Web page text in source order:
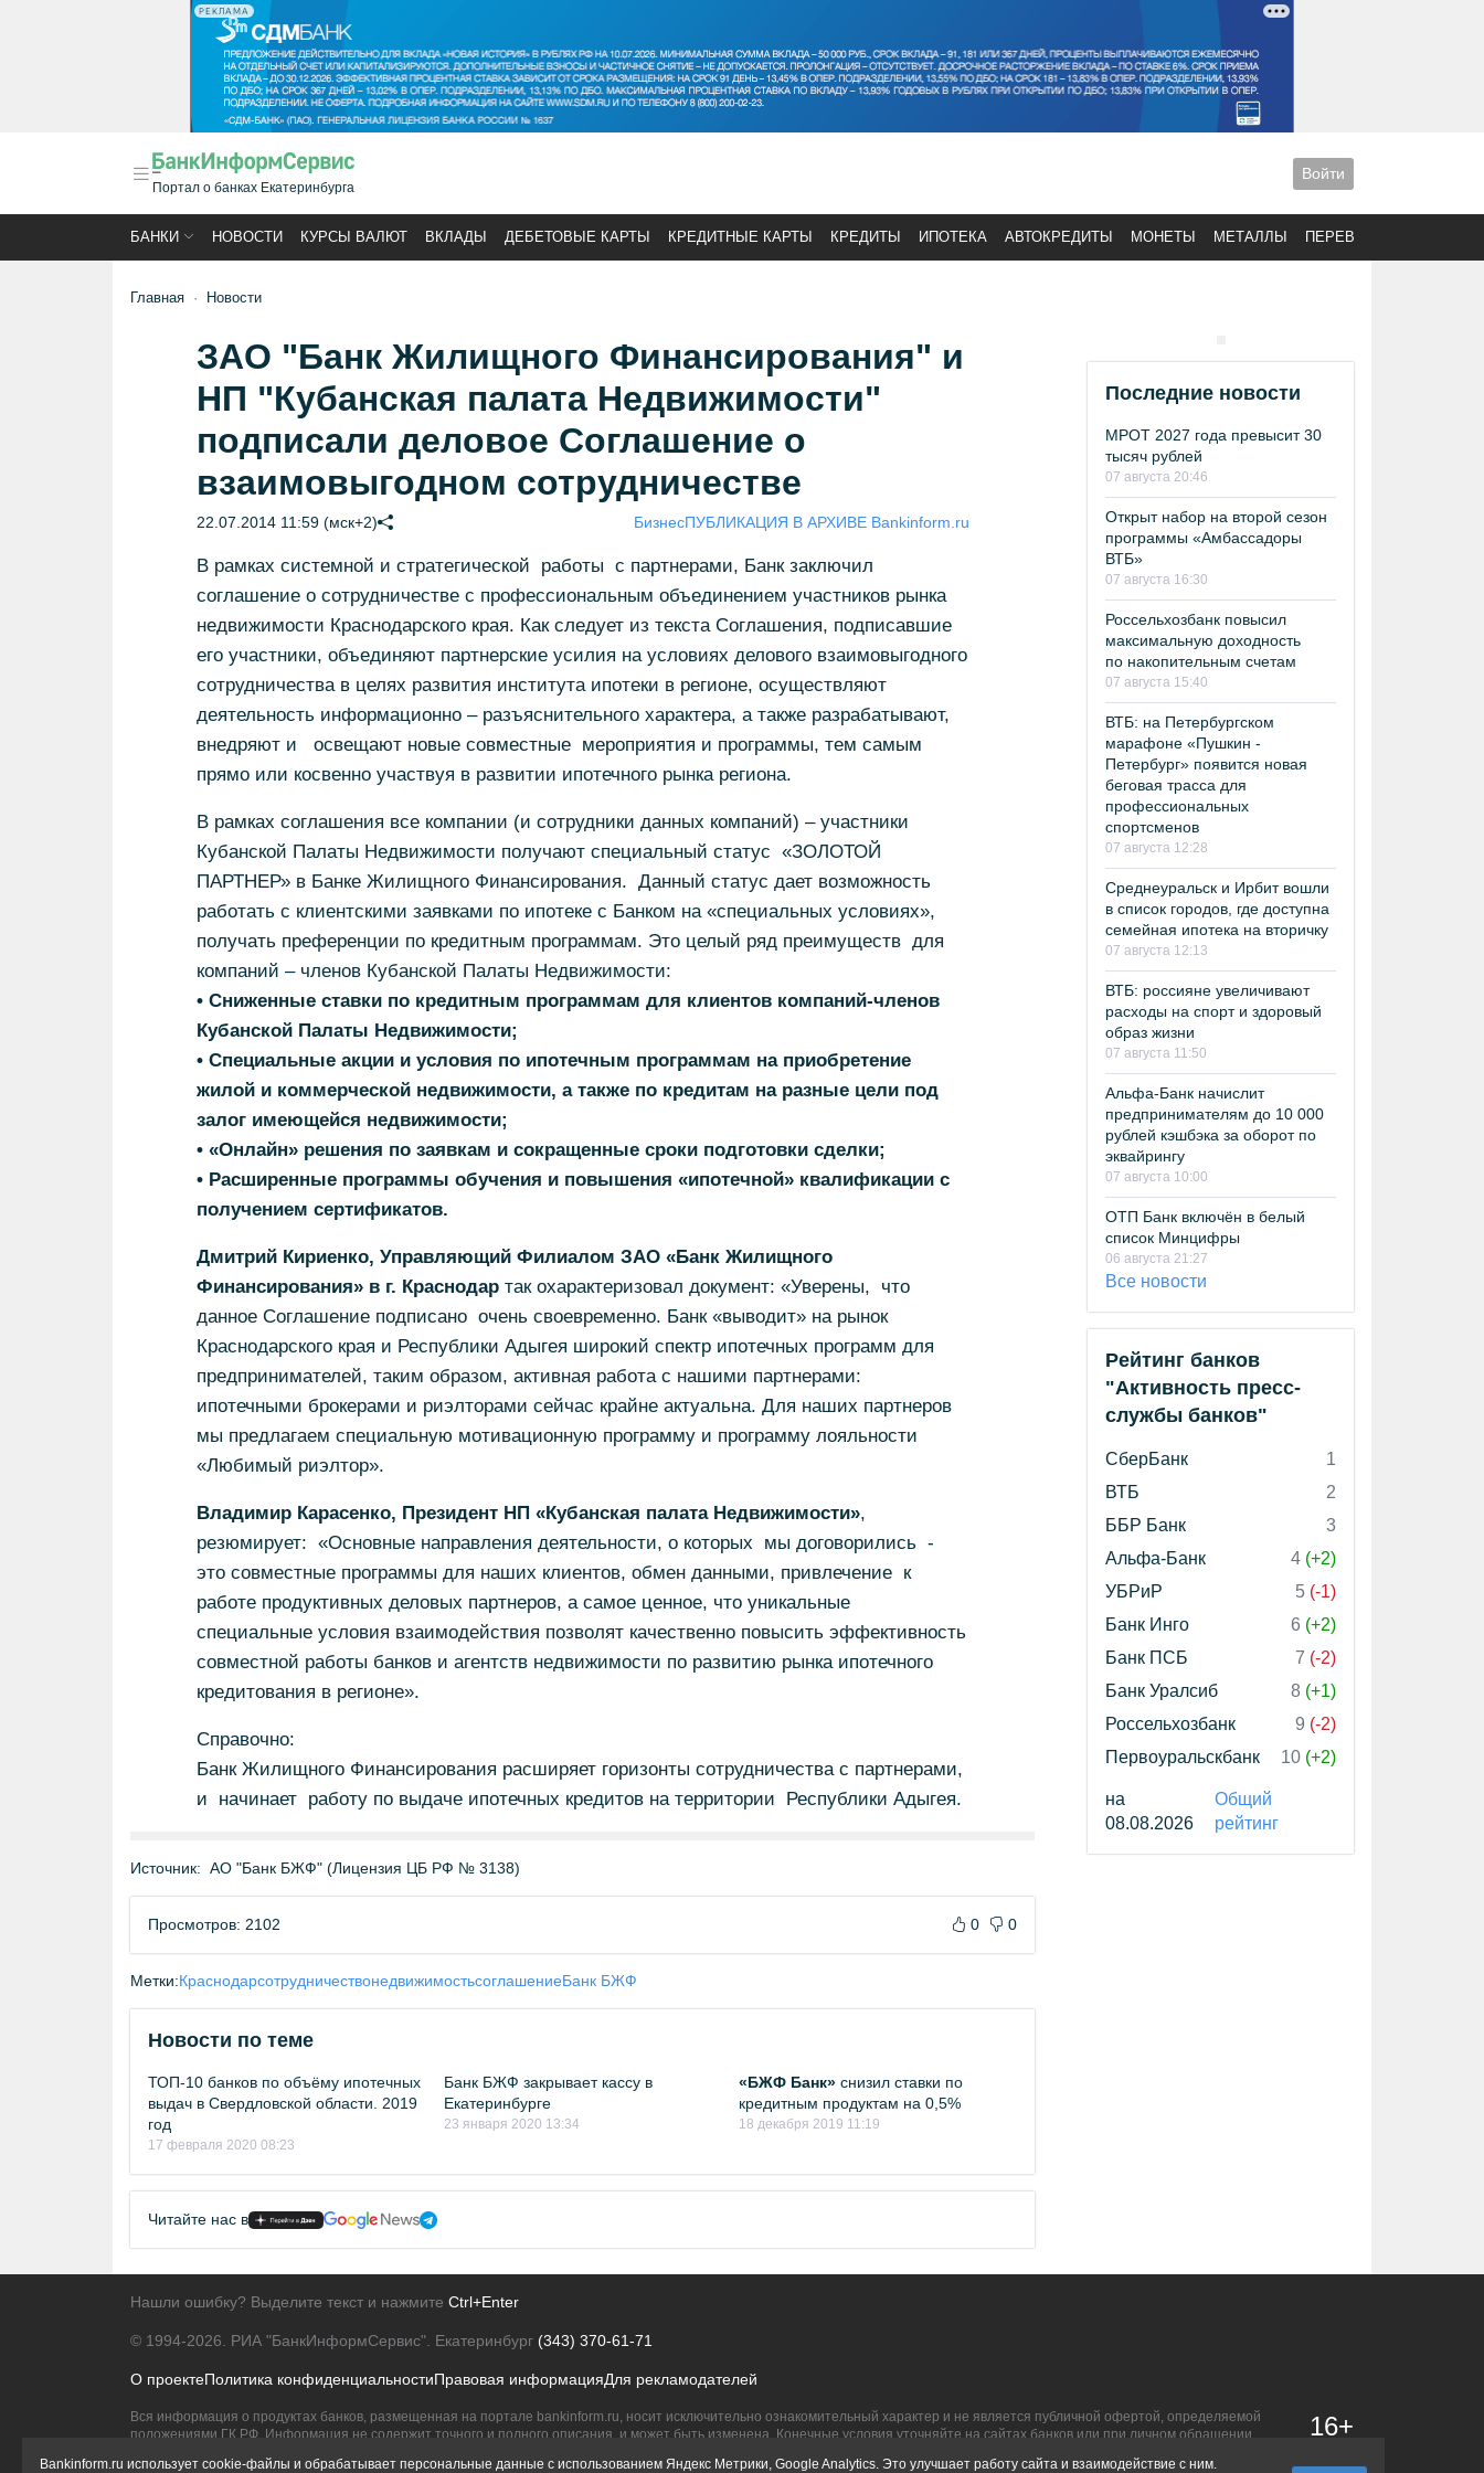
РЕКЛАМА
Портал о банках Екатеринбурга
Войти
БАНКИ НОВОСТИ КУРСЫ ВАЛЮТ ВКЛАДЫ ДЕБЕТОВЫЕ КАРТЫ КРЕДИТНЫЕ КАРТЫ КРЕДИТЫ ИПОТЕКА АВТОКРЕДИТЫ МОНЕТЫ МЕТАЛЛЫ ПЕРЕВОДЫ
Главная Новости
ЗАО "Банк Жилищного Финансирования" и
НП "Кубанская палата Недвижимости"
подписали деловое Соглашение о
взаимовыгодном сотрудничестве
22.07.2014 11:59 (мск+2) БизнесПУБЛИКАЦИЯ В АРХИВЕ Bankinform.ru
В рамках системной и стратегической работы с партнерами, Банк заключил
соглашение о сотрудничестве с профессиональным объединением участников рынка
недвижимости Краснодарского края. Как следует из текста Соглашения, подписавшие
его участники, объединяют партнерские усилия на условиях делового взаимовыгодного
сотрудничества в целях развития института ипотеки в регионе, осуществляют
деятельность информационно – разъяснительного характера, а также разрабатывают,
внедряют и освещают новые совместные мероприятия и программы, тем самым
прямо или косвенно участвуя в развитии ипотечного рынка региона.
В рамках соглашения все компании (и сотрудники данных компаний) – участники
Кубанской Палаты Недвижимости получают специальный статус «ЗОЛОТОЙ
ПАРТНЕР» в Банке Жилищного Финансирования. Данный статус дает возможность
работать с клиентскими заявками по ипотеке с Банком на «специальных условиях»,
получать преференции по кредитным программам. Это целый ряд преимуществ для
компаний – членов Кубанской Палаты Недвижимости:
• Сниженные ставки по кредитным программам для клиентов компаний-членов
Кубанской Палаты Недвижимости;
• Специальные акции и условия по ипотечным программам на приобретение
жилой и коммерческой недвижимости, а также по кредитам на разные цели под
залог имеющейся недвижимости;
• «Онлайн» решения по заявкам и сокращенные сроки подготовки сделки;
• Расширенные программы обучения и повышения «ипотечной» квалификации с
получением сертификатов.
Дмитрий Кириенко, Управляющий Филиалом ЗАО «Банк Жилищного
Финансирования» в г. Краснодартак охарактеризовал документ: «Уверены, что
данное Соглашение подписано очень своевременно. Банк «выводит» на рынок
Краснодарского края и Республики Адыгея широкий спектр ипотечных программ для
предпринимателей, таким образом, активная работа с нашими партнерами:
ипотечными брокерами и риэлторами сейчас крайне актуальна. Для наших партнеров
мы предлагаем специальную мотивационную программу и программу лояльности
«Любимый риэлтор».
Владимир Карасенко, Президент НП «Кубанская палата Недвижимости»,
резюмирует: «Основные направления деятельности, о которых мы договорились -
это совместные программы для наших клиентов, обмен данными, привлечение к
работе продуктивных деловых партнеров, а самое ценное, что уникальные
специальные условия взаимодействия позволят качественно повысить эффективность
совместной работы банков и агентств недвижимости по развитию рынка ипотечного
кредитования в регионе».
Справочно:
Банк Жилищного Финансирования расширяет горизонты сотрудничества с партнерами,
и начинает работу по выдаче ипотечных кредитов на территории Республики Адыгея.
Источник: АО "Банк БЖФ" (Лицензия ЦБ РФ № 3138)
Просмотров: 2102 0 0
Метки:КраснодарсотрудничествонедвижимостьсоглашениеБанк БЖФ
Новости по теме
ТОП-10 банков по объёму ипотечных
выдач в Свердловской области. 2019
год
17 февраля 2020 08:23
Банк БЖФ закрывает кассу в
Екатеринбурге
23 января 2020 13:34
«БЖФ Банк» снизил ставки по
кредитным продуктам на 0,5%
18 декабря 2019 11:19
Читайте нас в
Последние новости
МРОТ 2027 года превысит 30
тысяч рублей
07 августа 20:46
Открыт набор на второй сезон
программы «Амбассадоры
ВТБ»
07 августа 16:30
Россельхозбанк повысил
максимальную доходность
по накопительным счетам
07 августа 15:40
ВТБ: на Петербургском
марафоне «Пушкин -
Петербург» появится новая
беговая трасса для
профессиональных
спортсменов
07 августа 12:28
Среднеуральск и Ирбит вошли
в список городов, где доступна
семейная ипотека на вторичку
07 августа 12:13
ВТБ: россияне увеличивают
расходы на спорт и здоровый
образ жизни
07 августа 11:50
Альфа-Банк начислит
предпринимателям до 10 000
рублей кэшбэка за оборот по
эквайрингу
07 августа 10:00
ОТП Банк включён в белый
список Минцифры
06 августа 21:27
Все новости
Рейтинг банков
"Активность пресс-
службы банков"
СберБанк
1
ВТБ
2
ББР Банк
3
Альфа-Банк
4 (+2)
УБРиР
5 (-1)
Банк Инго
6 (+2)
Банк ПСБ
7 (-2)
Банк Уралсиб
8 (+1)
Россельхозбанк
9 (-2)
Первоуральскбанк
10 (+2)
на
08.08.2026
Общий
рейтинг
Нашли ошибку? Выделите текст и нажмите Ctrl+Enter
© 1994-2026. РИА "БанкИнформСервис". Екатеринбург (343) 370-61-71
О проектеПолитика конфиденциальностиПравовая информацияДля рекламодателей
Вся информация о продуктах банков, размещенная на портале bankinform.ru, носит исключительно ознакомительный характер и не является публичной офертой, определяемой
положениями ГК РФ. Информация не содержит точного и полного описания, и может быть изменена. Конечные условия уточняйте на сайтах банков или при личном обращении.
16+
Bankinform.ru использует cookie-файлы и обрабатывает персональные данные с использованием Яндекс Метрики, Google Analytics. Это улучшает работу сайта и взаимодействие с ним.